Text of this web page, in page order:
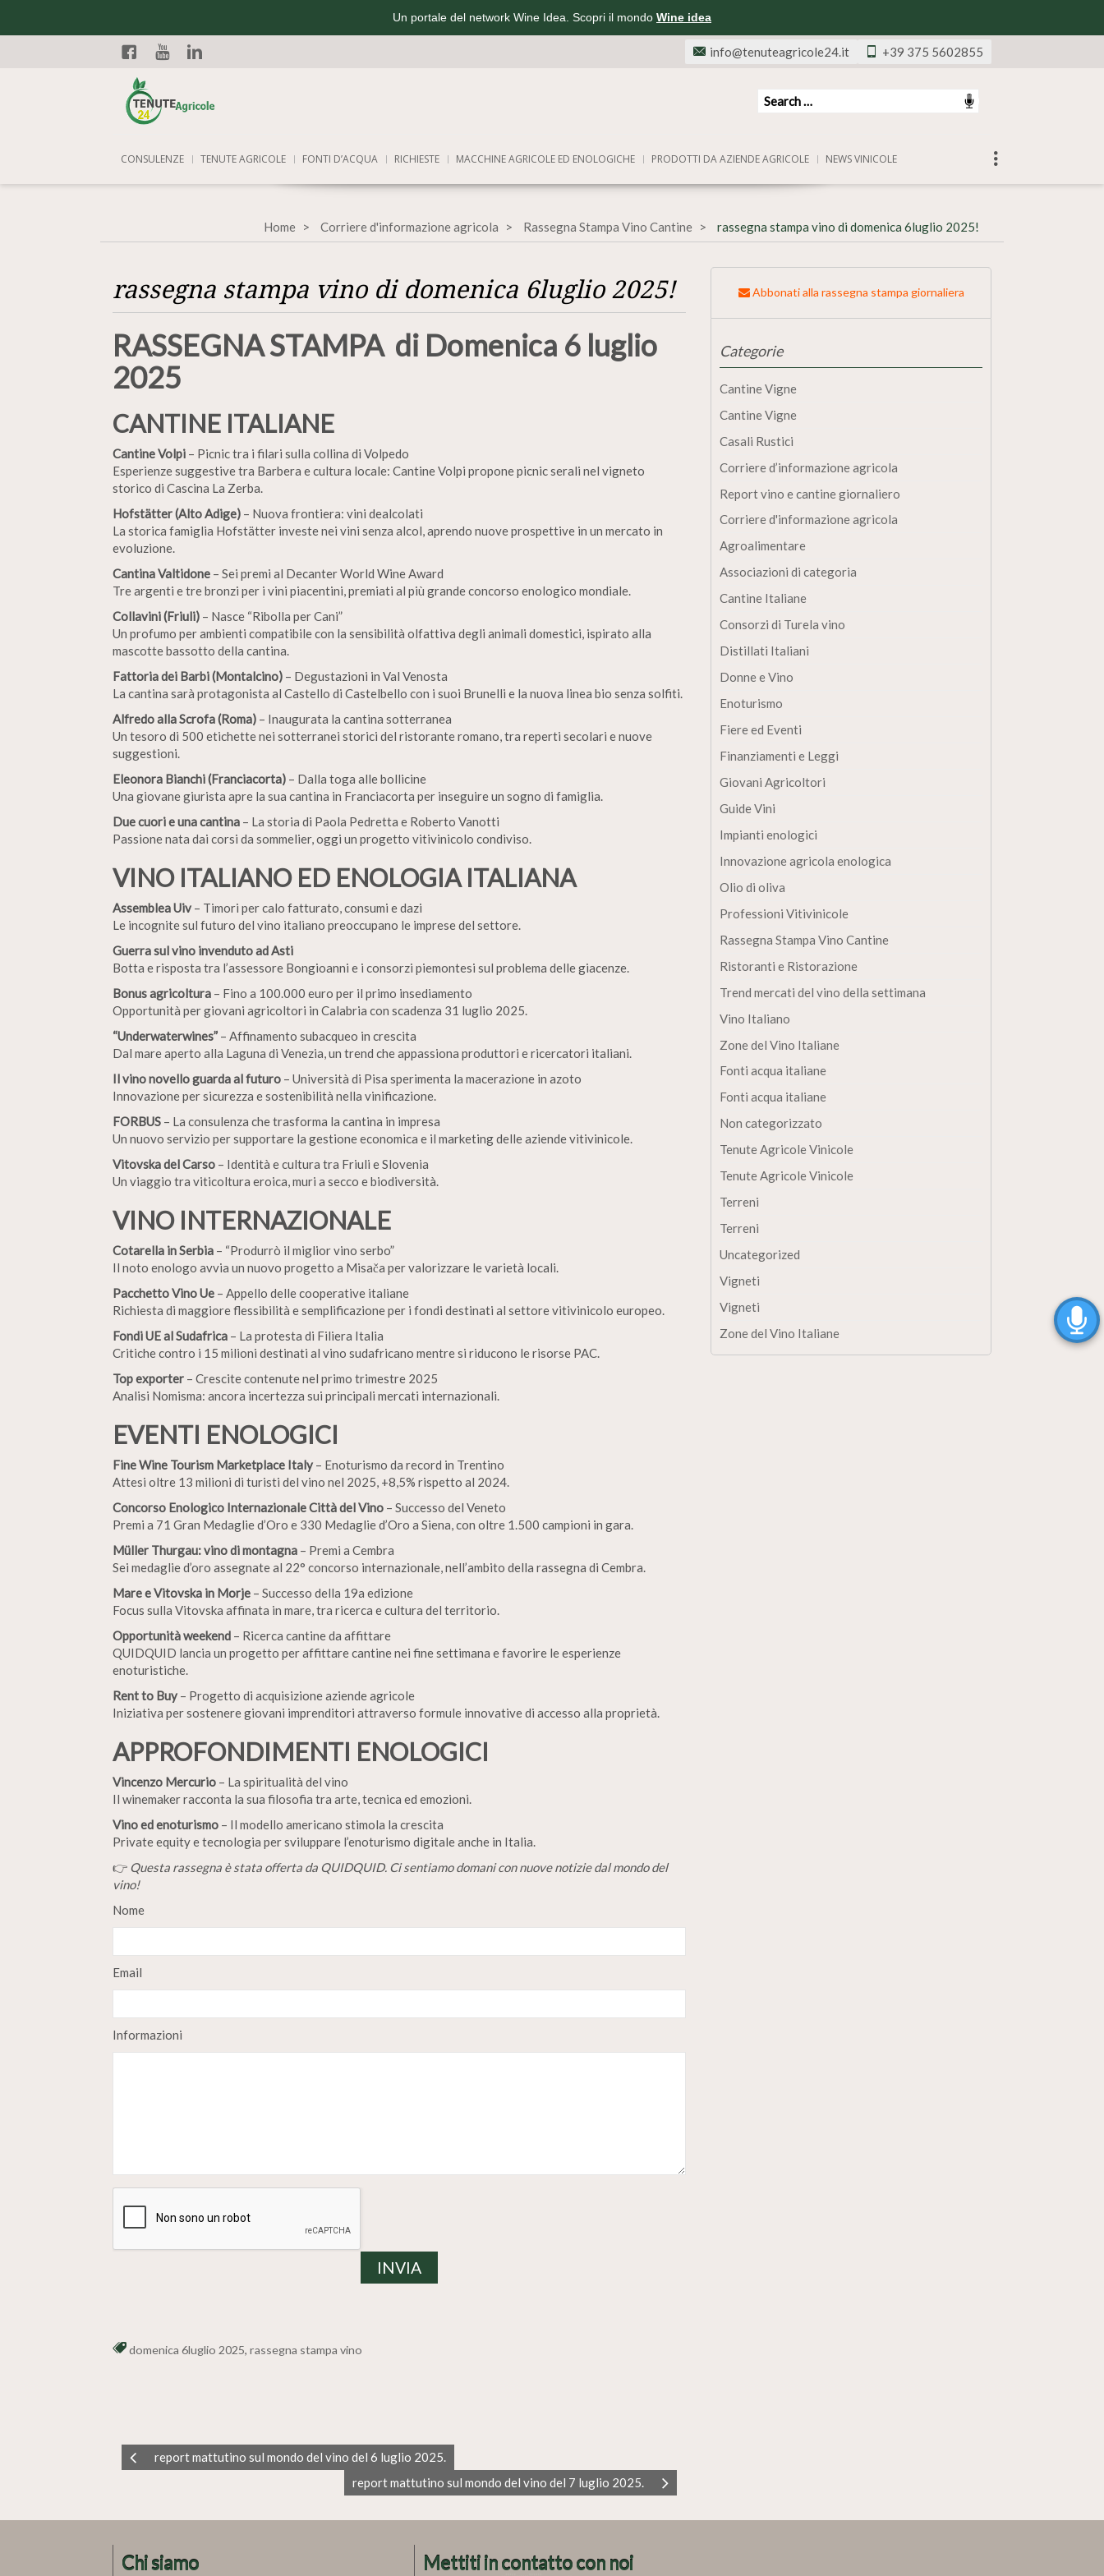
Un portale del network Wine Idea. Scopri il mondo Wine idea
Facebook
+39 375 5602855
info@tenuteagricole24.it
CONSULENZE TENUTE AGRICOLE FONTI D’ACQUA RICHIESTE MACCHINE AGRICOLE ED ENOLOGICHE PRODOTTI DA AZIENDE AGRICOLE NEWS VINICOLE
Home Corriere d'informazione agricola Rassegna Stampa Vino Cantine rassegna stampa vino di domenica 6luglio 2025!
rassegna stampa vino di domenica 6luglio 2025!
RASSEGNA STAMPA di Domenica 6 luglio
2025
CANTINE ITALIANE
Cantine Volpi – Picnic tra i filari sulla collina di Volpedo
Esperienze suggestive tra Barbera e cultura locale: Cantine Volpi propone picnic serali nel vigneto
storico di Cascina La Zerba.
Hofstätter (Alto Adige) – Nuova frontiera: vini dealcolati
La storica famiglia Hofstätter investe nei vini senza alcol, aprendo nuove prospettive in un mercato in
evoluzione.
Cantina Valtidone – Sei premi al Decanter World Wine Award
Tre argenti e tre bronzi per i vini piacentini, premiati al più grande concorso enologico mondiale.
Collavini (Friuli) – Nasce “Ribolla per Cani”
Un profumo per ambienti compatibile con la sensibilità olfattiva degli animali domestici, ispirato alla
mascotte bassotto della cantina.
Fattoria dei Barbi (Montalcino) – Degustazioni in Val Venosta
La cantina sarà protagonista al Castello di Castelbello con i suoi Brunelli e la nuova linea bio senza solfiti.
Alfredo alla Scrofa (Roma) – Inaugurata la cantina sotterranea
Un tesoro di 500 etichette nei sotterranei storici del ristorante romano, tra reperti secolari e nuove
suggestioni.
Eleonora Bianchi (Franciacorta) – Dalla toga alle bollicine
Una giovane giurista apre la sua cantina in Franciacorta per inseguire un sogno di famiglia.
Due cuori e una cantina – La storia di Paola Pedretta e Roberto Vanotti
Passione nata dai corsi da sommelier, oggi un progetto vitivinicolo condiviso.
VINO ITALIANO ED ENOLOGIA ITALIANA
Assemblea Uiv – Timori per calo fatturato, consumi e dazi
Le incognite sul futuro del vino italiano preoccupano le imprese del settore.
Guerra sul vino invenduto ad Asti
Botta e risposta tra l’assessore Bongioanni e i consorzi piemontesi sul problema delle giacenze.
Bonus agricoltura – Fino a 100.000 euro per il primo insediamento
Opportunità per giovani agricoltori in Calabria con scadenza 31 luglio 2025.
“Underwaterwines” – Affinamento subacqueo in crescita
Dal mare aperto alla Laguna di Venezia, un trend che appassiona produttori e ricercatori italiani.
Il vino novello guarda al futuro – Università di Pisa sperimenta la macerazione in azoto
Innovazione per sicurezza e sostenibilità nella vinificazione.
FORBUS – La consulenza che trasforma la cantina in impresa
Un nuovo servizio per supportare la gestione economica e il marketing delle aziende vitivinicole.
Vitovska del Carso – Identità e cultura tra Friuli e Slovenia
Un viaggio tra viticoltura eroica, muri a secco e biodiversità.
VINO INTERNAZIONALE
Cotarella in Serbia – “Produrrò il miglior vino serbo”
Il noto enologo avvia un nuovo progetto a Misača per valorizzare le varietà locali.
Pacchetto Vino Ue – Appello delle cooperative italiane
Richiesta di maggiore flessibilità e semplificazione per i fondi destinati al settore vitivinicolo europeo.
Fondi UE al Sudafrica – La protesta di Filiera Italia
Critiche contro i 15 milioni destinati al vino sudafricano mentre si riducono le risorse PAC.
Top exporter – Crescite contenute nel primo trimestre 2025
Analisi Nomisma: ancora incertezza sui principali mercati internazionali.
EVENTI ENOLOGICI
Fine Wine Tourism Marketplace Italy – Enoturismo da record in Trentino
Attesi oltre 13 milioni di turisti del vino nel 2025, +8,5% rispetto al 2024.
Concorso Enologico Internazionale Città del Vino – Successo del Veneto
Premi a 71 Gran Medaglie d’Oro e 330 Medaglie d’Oro a Siena, con oltre 1.500 campioni in gara.
Müller Thurgau: vino di montagna – Premi a Cembra
Sei medaglie d’oro assegnate al 22° concorso internazionale, nell’ambito della rassegna di Cembra.
Mare e Vitovska in Morje – Successo della 19a edizione
Focus sulla Vitovska affinata in mare, tra ricerca e cultura del territorio.
Opportunità weekend – Ricerca cantine da affittare
QUIDQUID lancia un progetto per affittare cantine nei fine settimana e favorire le esperienze
enoturistiche.
Rent to Buy – Progetto di acquisizione aziende agricole
Iniziativa per sostenere giovani imprenditori attraverso formule innovative di accesso alla proprietà.
APPROFONDIMENTI ENOLOGICI
Vincenzo Mercurio – La spiritualità del vino
Il winemaker racconta la sua filosofia tra arte, tecnica ed emozioni.
Vino ed enoturismo – Il modello americano stimola la crescita
Private equity e tecnologia per sviluppare l’enoturismo digitale anche in Italia.
👉 Questa rassegna è stata offerta da QUIDQUID. Ci sentiamo domani con nuove notizie dal mondo del
vino!
Nome
Email
Informazioni
domenica 6luglio 2025, rassegna stampa vino
report mattutino sul mondo del vino del 6 luglio 2025.
report mattutino sul mondo del vino del 7 luglio 2025.
Abbonati alla rassegna stampa giornaliera
Categorie
Cantine Vigne
Cantine Vigne
Casali Rustici
Corriere d’informazione agricola
Report vino e cantine giornaliero
Corriere d'informazione agricola
Agroalimentare
Associazioni di categoria
Cantine Italiane
Consorzi di Turela vino
Distillati Italiani
Donne e Vino
Enoturismo
Fiere ed Eventi
Finanziamenti e Leggi
Giovani Agricoltori
Guide Vini
Impianti enologici
Innovazione agricola enologica
Olio di oliva
Professioni Vitivinicole
Rassegna Stampa Vino Cantine
Ristoranti e Ristorazione
Trend mercati del vino della settimana
Vino Italiano
Zone del Vino Italiane
Fonti acqua italiane
Fonti acqua italiane
Non categorizzato
Tenute Agricole Vinicole
Tenute Agricole Vinicole
Terreni
Terreni
Uncategorized
Vigneti
Vigneti
Zone del Vino Italiane
Chi siamo Mettiti in contatto con noi